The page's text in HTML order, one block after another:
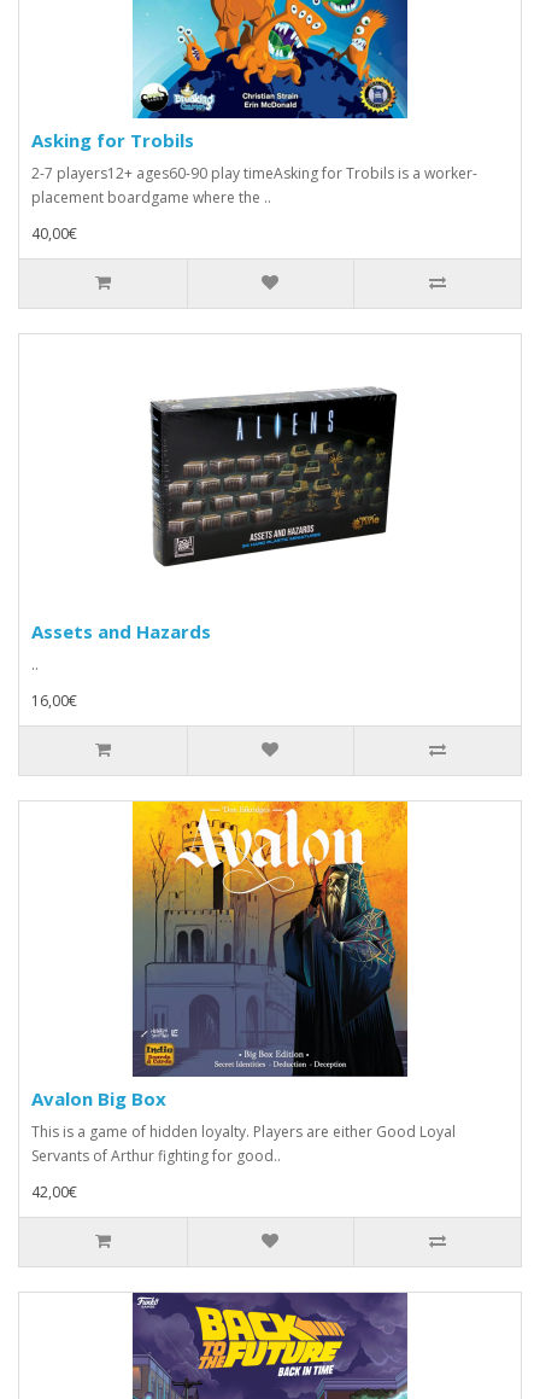
Asking for Trobils
2-7 players12+ ages60-90 play timeAsking for Trobils is a worker-
placement boardgame where the ..
40,00€
Assets and Hazards
..
16,00€
Avalon Big Box
This is a game of hidden loyalty. Players are either Good Loyal
Servants of Arthur fighting for good..
42,00€